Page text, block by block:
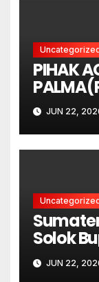
PIHAK
DALAM
JUN 22,
Solok
Pimpin
2026
JUN 22,